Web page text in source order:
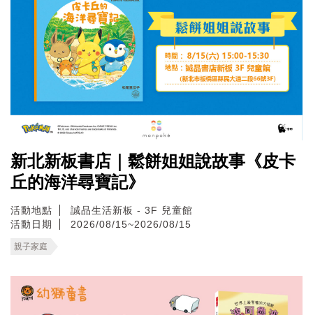
新北新板書店｜鬆餅姐姐說故事《皮卡
丘的海洋尋寶記》
活動地點
誠品生活新板 - 3F 兒童館
活動日期
2026/08/15~2026/08/15
親子家庭